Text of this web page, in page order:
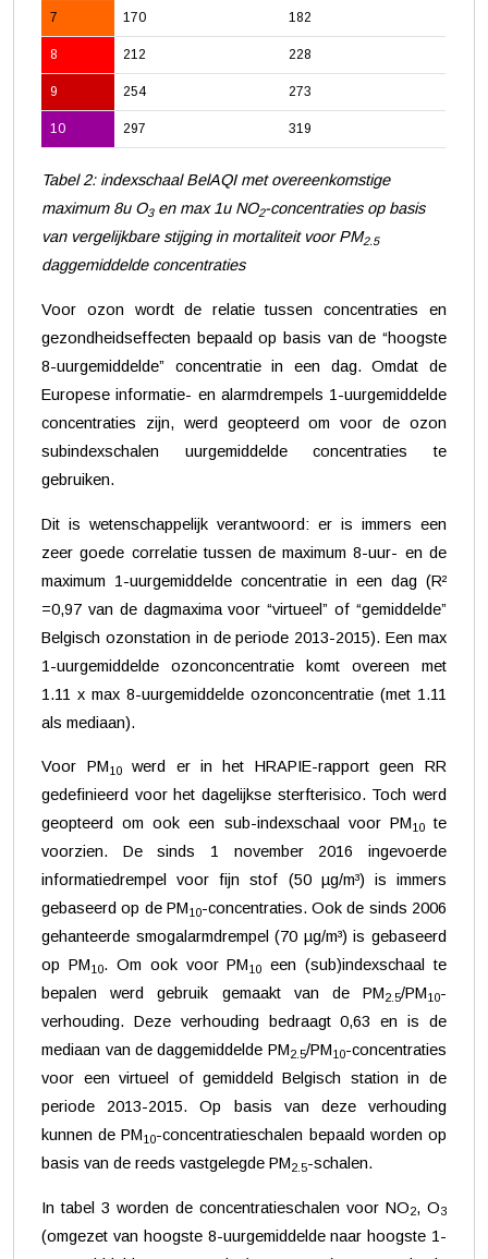
7 170 182
8 212 228
9 254 273
10 297 319
Tabel 2: indexschaal BelAQI met overeenkomstige
maximum 8u O3en max 1u NO2-concentraties op basis
van vergelijkbare stijging in mortaliteit voor PM2.5
daggemiddelde concentraties
Voor ozon wordt de relatie tussen concentraties en
gezondheidseffecten bepaald op basis van de “hoogste
8-uurgemiddelde” concentratie in een dag. Omdat de
Europese informatie- en alarmdrempels 1-uurgemiddelde
concentraties zijn, werd geopteerd om voor de ozon
subindexschalen uurgemiddelde concentraties te
gebruiken.
Dit is wetenschappelijk verantwoord: er is immers een
zeer goede correlatie tussen de maximum 8-uur- en de
maximum 1-uurgemiddelde concentratie in een dag (R²
=0,97 van de dagmaxima voor “virtueel” of “gemiddelde”
Belgisch ozonstation in de periode 2013-2015). Een max
1-uurgemiddelde ozonconcentratie komt overeen met
1.11 x max 8-uurgemiddelde ozonconcentratie (met 1.11
als mediaan).
Voor PM10werd er in het HRAPIE-rapport geen RR
gedefinieerd voor het dagelijkse sterfterisico. Toch werd
geopteerd om ook een sub-indexschaal voor PM10te
voorzien. De sinds 1 november 2016 ingevoerde
informatiedrempel voor fijn stof (50 µg/m³) is immers
gebaseerd op de PM10-concentraties. Ook de sinds 2006
gehanteerde smogalarmdrempel (70 µg/m³) is gebaseerd
op PM10. Om ook voor PM10
een (sub)indexschaal te
bepalen werd gebruik gemaakt van de PM2.5/PM10-
verhouding. Deze verhouding bedraagt 0,63 en is de
mediaan van de daggemiddelde PM2.5/PM10-concentraties
voor een virtueel of gemiddeld Belgisch station in de
periode 2013-2015. Op basis van deze verhouding
kunnen de PM10-concentratieschalen bepaald worden op
basis van de reeds vastgelegde PM2.5-schalen.
In tabel 3 worden de concentratieschalen voor NO2, O3
(omgezet van hoogste 8-uurgemiddelde naar hoogste 1-